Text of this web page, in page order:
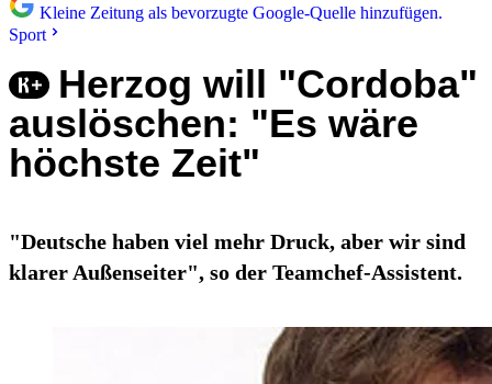
Kleine Zeitung als bevorzugte Google-Quelle hinzufügen.
Sport
Herzog will "Cordoba"
auslöschen: "Es wäre
höchste Zeit"
"Deutsche haben viel mehr Druck, aber wir sind
klarer Außenseiter", so der Teamchef-Assistent.